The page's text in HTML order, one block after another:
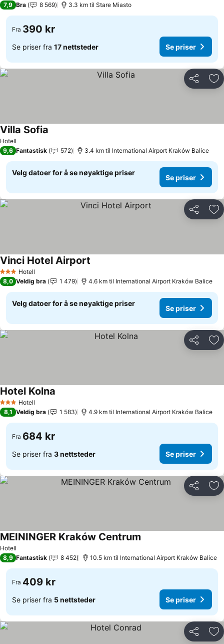
7,9 Bra 8 569 3.3 km til Stare Miasto
Fra 390 kr
Se priser fra 17 nettsteder Se priser
Del
Hotell
Villa Sofia
9,6 Fantastisk 572 3.4 km til International Airport Kraków Balice
Velg datoer for å se nøyaktige priser
Se priser
Del
3 StjernerHotell
Vinci Hotel Airport
8,0 Veldig bra 1 479 4.6 km til International Airport Kraków Balice
Velg datoer for å se nøyaktige priser
Se priser
Del
3 StjernerHotell
Hotel Kolna
8,1 Veldig bra 1 583 4.9 km til International Airport Kraków Balice
Fra 684 kr
Se priser fra 3 nettsteder Se priser
Del
Hotell
MEININGER Kraków Centrum
8,9 Fantastisk 8 452 10.5 km til International Airport Kraków Balice
Fra 409 kr
Se priser fra 5 nettsteder Se priser
Del